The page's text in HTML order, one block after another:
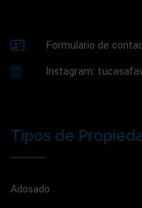
Formulario de
Instagram:
Tipos de
Adosado